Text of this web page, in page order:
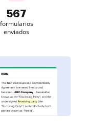
567
formularios
enviados